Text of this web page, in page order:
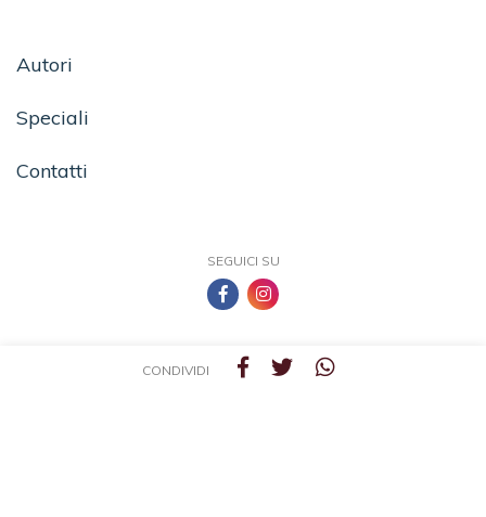
CONDIVIDI
Autori
Speciali
Contatti
SEGUICI SU